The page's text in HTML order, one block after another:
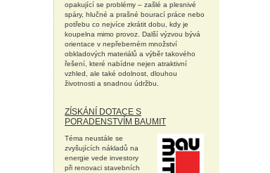
opakující se problémy – zašlé a plesnivé
spáry, hlučné a prašné bourací práce nebo
potřebu co nejvíce zkrátit dobu, kdy je
koupelna mimo provoz. Další výzvou bývá
orientace v nepřeberném množství
obkladových materiálů a výběr takového
řešení, které nabídne nejen atraktivní
vzhled, ale také odolnost, dlouhou
životnosti a snadnou údržbu.
ZÍSKÁNÍ DOTACE S
PORADENSTVÍM BAUMIT
Téma neustále se
zvyšujících nákladů na
energie vede investory
při renovaci stavebních